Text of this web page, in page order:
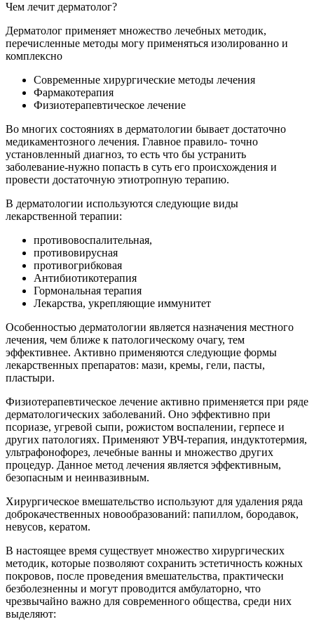
Чем лечит дерматолог?
Дерматолог применяет множество лечебных методик,
перечисленные методы могу применяться изолированно и
комплексно
Современные хирургические методы лечения
Фармакотерапия
Физиотерапевтическое лечение
Во многих состояниях в дерматологии бывает достаточно
медикаментозного лечения. Главное правило- точно
установленный диагноз, то есть что бы устранить
заболевание-нужно попасть в суть его происхождения и
провести достаточную этиотропную терапию.
В дерматологии используются следующие виды
лекарственной терапии:
противовоспалительная,
противовирусная
противогрибковая
Антибиотикотерапия
Гормональная терапия
Лекарства, укрепляющие иммунитет
Особенностью дерматологии является назначения местного
лечения, чем ближе к патологическому очагу, тем
эффективнее. Активно применяются следующие формы
лекарственных препаратов: мази, кремы, гели, пасты,
пластыри.
Физиотерапевтическое лечение активно применяется при ряде
дерматологических заболеваний. Оно эффективно при
псориазе, угревой сыпи, рожистом воспалении, герпесе и
других патологиях. Применяют УВЧ-терапия, индуктотермия,
ультрафонофорез, лечебные ванны и множество других
процедур. Данное метод лечения является эффективным,
безопасным и неинвазивным.
Хирургическое вмешательство используют для удаления ряда
доброкачественных новообразований: папиллом, бородавок,
невусов, кератом.
В настоящее время существует множество хирургических
методик, которые позволяют сохранить эстетичность кожных
покровов, после проведения вмешательства, практически
безболезненны и могут проводится амбулаторно, что
чрезвычайно важно для современного общества, среди них
выделяют: